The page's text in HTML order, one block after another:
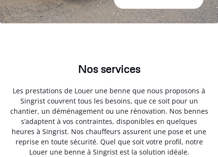
Nos services
Les prestations de Louer une benne que nous proposons à
Singrist couvrent tous les besoins, que ce soit pour un
chantier, un déménagement ou une rénovation. Nos bennes
s’adaptent à vos contraintes, disponibles en quelques
heures à Singrist. Nos chauffeurs assurent une pose et une
reprise en toute sécurité. Quel que soit votre profil, notre
Louer une benne à Singrist est la solution idéale.